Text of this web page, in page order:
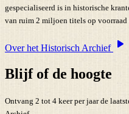
gespecialiseerd is in historische
van ruim 2 miljoen titels op voorraad
Over het Historisch Archief
Blijf of de hoogte
Ontvang 2 tot 4 keer per jaar de